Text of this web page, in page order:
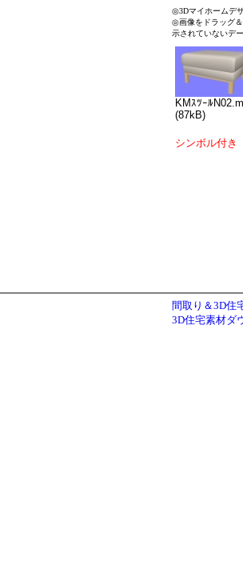
◎3Dマイホームデ
◎画像をドラッグ
示されていないデ
KMｽﾂｰﾙ
(87kB)
シンボル付き
間取り＆3D住
3D住宅素材ダ